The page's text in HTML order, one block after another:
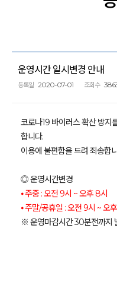
운영시간 일시변경 안내
등록일 2020-07-01 조회수
코로나19 바이러스 확산 방지
합니다.
이용에 불편함을 드려 죄송합
◎ 운영시간변경
⦁ 주중 : 오전 9시 ~ 오후 8시
⦁ 주말/공휴일 : 오전 9시 ~ 오
※ 운영마감시간 30분전까지